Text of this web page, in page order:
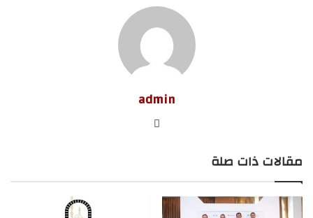
admin
مقالات ذات صلة